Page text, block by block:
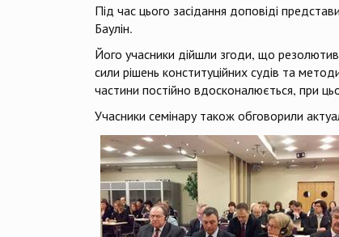
Під час цього засідання доповіді
Баулін.
Його учасники дійшли згоди, що
сили рішень конституційних судів та
частини постійно вдосконалюється, при
Учасники семінару також обговорили